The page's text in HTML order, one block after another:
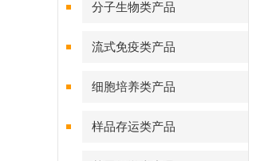
分子生物类产品
流式免疫类产品
细胞培养类产品
样品存运类产品